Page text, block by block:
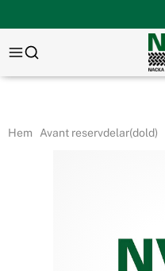
Hem Avant reservdelar(dold)